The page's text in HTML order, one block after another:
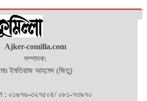
Ajker-comilla.com
সম্পাদক:
ইমতিয়াজ আহমেদ (জিতু)
: ০১৬৭৬-৩২৭৫০৪/ ০৮১-৭৩৯৭০